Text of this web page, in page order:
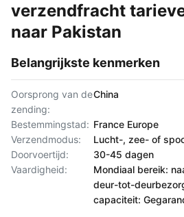
verzendfracht
naar Pakistan
Belangrijkste kenmerken
Oorsprong van de
zending:
China
Bestemmingstad: France Europe
Verzendmodus:
Lucht-, zee- of
Doorvoertijd:
30-45 dagen
Vaardigheid:
Mondiaal bereik:
deur-tot-
capaciteit: